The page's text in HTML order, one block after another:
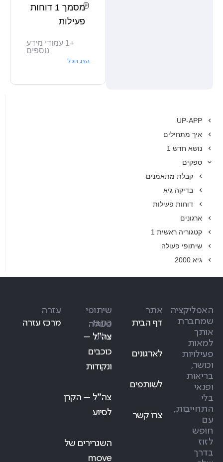
UP-APP
איך מתחילים
נושא חדש 1
ספקים
קבלת מתאמנים
בדיקה גיא
דוחות פעילות
ארגונים
קטגוריה ראשית 1
שיתופי פעולה
גיא 2000
מסמך 1 דוחות
פעילות
+
1 עמודי מידע
נוספים
הצג הכל
האפליקציה
שמחברת
אותך
למאות
פעילויות
וכושר,
בריאות
ופנאי
בלי
התחייבות,
עם
חופש
לזוז
בדרך
כתבו
עלינו
אתר
דף הבית
לארגונים
לשותפים
צרו קשר
שיתופי
פעולה
צה״ל –
כוכבים
ונקודות
צה״ל – הקרן
לסיוע
השגרירים של
move
עזרה
מרכז עזרה